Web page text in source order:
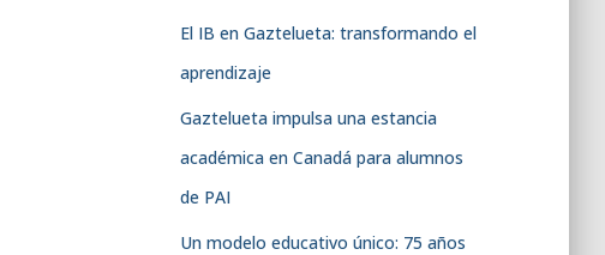
El IB en Gaztelueta: transformando el
aprendizaje
Gaztelueta impulsa una estancia
académica en Canadá para alumnos
de PAI
Un modelo educativo único: 75 años